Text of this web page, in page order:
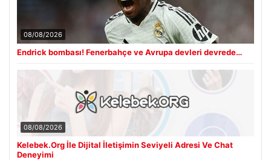
08/08/2026
Endrick bombası! Fenerbahçe ve Avrupa devleri devrede…
08/08/2026
Kelebek.Org İle Dijital İletişimin Seviyeli Adresi Ve Chat
Deneyimi